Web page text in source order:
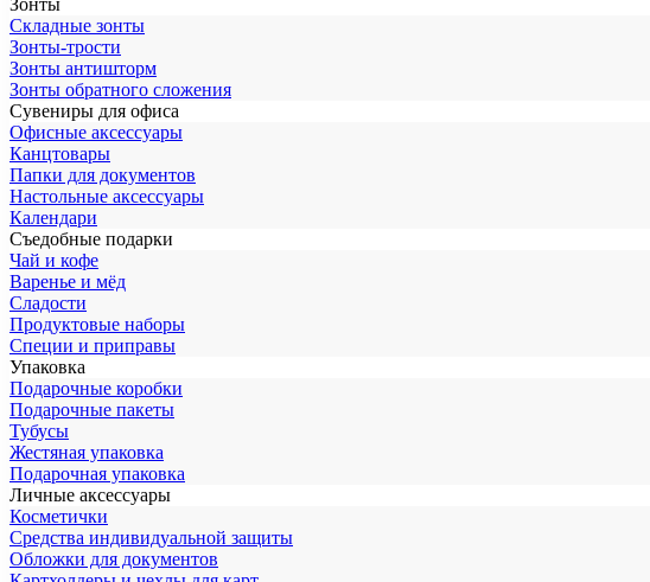
Зонты
Складные зонты
Зонты-трости
Зонты антишторм
Зонты обратного сложения
Сувениры для офиса
Офисные аксессуары
Канцтовары
Папки для документов
Настольные аксессуары
Календари
Съедобные подарки
Чай и кофе
Варенье и мёд
Сладости
Продуктовые наборы
Специи и приправы
Упаковка
Подарочные коробки
Подарочные пакеты
Тубусы
Жестяная упаковка
Подарочная упаковка
Личные аксессуары
Косметички
Средства индивидуальной защиты
Обложки для документов